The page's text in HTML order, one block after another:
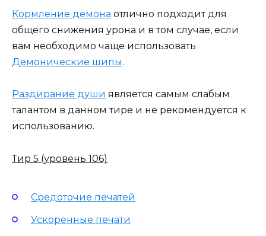
Кормление демона отлично подходит для
общего снижения урона и в том случае, если
вам необходимо чаще использовать
Демонические шипы.
Раздирание души является самым слабым
талантом в данном тире и не рекомендуется к
использованию.
Тир 5 (уровень 106)
Средоточие печатей
Ускоренные печати